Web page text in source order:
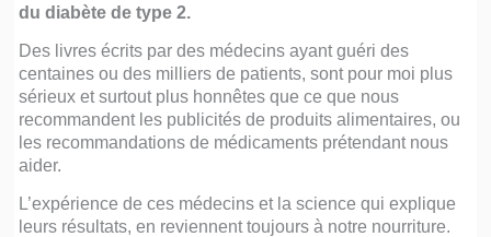
du diabète de type 2.
Des livres écrits par des médecins ayant guéri des
centaines ou des milliers de patients, sont pour moi plus
sérieux et surtout plus honnêtes que ce que nous
recommandent les publicités de produits alimentaires, ou
les recommandations de médicaments prétendant nous
aider.
L’expérience de ces médecins et la science qui explique
leurs résultats, en reviennent toujours à notre nourriture.